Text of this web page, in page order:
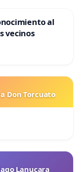
al
vecinos
Don Torcuato
Lanucara